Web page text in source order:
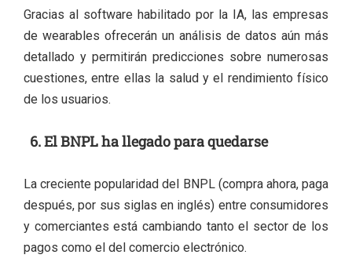
Gracias al software habilitado por la IA, las empresas
de wearables ofrecerán un análisis de datos aún más
detallado y permitirán predicciones sobre numerosas
cuestiones, entre ellas la salud y el rendimiento físico
de los usuarios.
6. El BNPL ha llegado para quedarse
La creciente popularidad del BNPL (compra ahora, paga
después, por sus siglas en inglés) entre consumidores
y comerciantes está cambiando tanto el sector de los
pagos como el del comercio electrónico.